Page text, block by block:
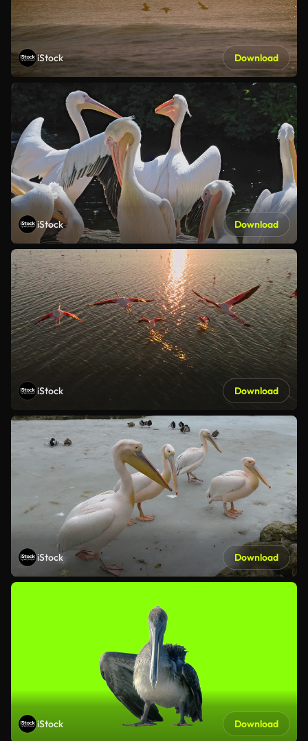
iStock Download
iStock Download
iStock Download
iStock Download
iStock Download